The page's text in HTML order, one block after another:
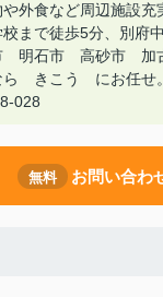
外食など周辺施設充
まで徒歩5分、別府
明石市 高砂市 加
ら きこう にお任せ
028
無料 お問い合わ